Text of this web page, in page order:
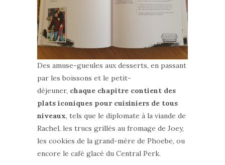
Des amuse-gueules aux desserts, en passant
par les boissons et le petit-
déjeuner, chaque chapitre contient des
plats iconiques pour cuisiniers de tous
niveaux, tels que le diplomate à la viande de
Rachel, les trucs grillés au fromage de Joey,
les cookies de la grand-mère de Phoebe, ou
encore le café glacé du Central Perk.